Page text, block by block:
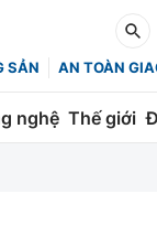
SẢN AN TOÀN
nghệ Thế giới